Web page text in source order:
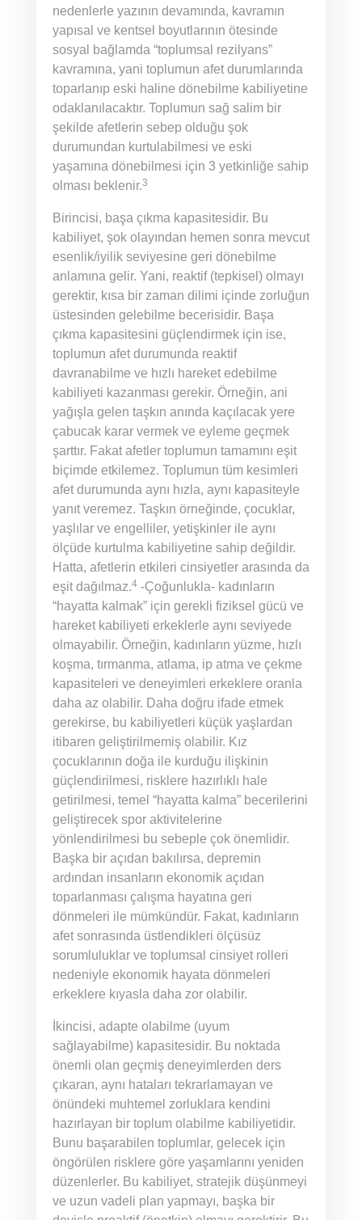
nedenlerle yazının devamında, kavramın
yapısal ve kentsel boyutlarının ötesinde
sosyal bağlamda “toplumsal rezilyans”
kavramına, yani toplumun afet durumlarında
toparlanıp eski haline dönebilme kabiliyetine
odaklanılacaktır. Toplumun sağ salim bir
şekilde afetlerin sebep olduğu şok
durumundan kurtulabilmesi ve eski
yaşamına dönebilmesi için 3 yetkinliğe sahip
olması beklenir.3
Birincisi, başa çıkma kapasitesidir. Bu
kabiliyet, şok olayından hemen sonra mevcut
esenlik/iyilik seviyesine geri dönebilme
anlamına gelir. Yani, reaktif (tepkisel) olmayı
gerektir, kısa bir zaman dilimi içinde zorluğun
üstesinden gelebilme becerisidir. Başa
çıkma kapasitesini güçlendirmek için ise,
toplumun afet durumunda reaktif
davranabilme ve hızlı hareket edebilme
kabiliyeti kazanması gerekir. Örneğin, ani
yağışla gelen taşkın anında kaçılacak yere
çabucak karar vermek ve eyleme geçmek
şarttır. Fakat afetler toplumun tamamını eşit
biçimde etkilemez. Toplumun tüm kesimleri
afet durumunda aynı hızla, aynı kapasiteyle
yanıt veremez. Taşkın örneğinde, çocuklar,
yaşlılar ve engelliler, yetişkinler ile aynı
ölçüde kurtulma kabiliyetine sahip değildir.
Hatta, afetlerin etkileri cinsiyetler arasında da
eşit dağılmaz.4-Çoğunlukla- kadınların
“hayatta kalmak” için gerekli fiziksel gücü ve
hareket kabiliyeti erkeklerle aynı seviyede
olmayabilir. Örneğin, kadınların yüzme, hızlı
koşma, tırmanma, atlama, ip atma ve çekme
kapasiteleri ve deneyimleri erkeklere oranla
daha az olabilir. Daha doğru ifade etmek
gerekirse, bu kabiliyetleri küçük yaşlardan
itibaren geliştirilmemiş olabilir. Kız
çocuklarının doğa ile kurduğu ilişkinin
güçlendirilmesi, risklere hazırlıklı hale
getirilmesi, temel “hayatta kalma” becerilerini
geliştirecek spor aktivitelerine
yönlendirilmesi bu sebeple çok önemlidir.
Başka bir açıdan bakılırsa, depremin
ardından insanların ekonomik açıdan
toparlanması çalışma hayatına geri
dönmeleri ile mümkündür. Fakat, kadınların
afet sonrasında üstlendikleri ölçüsüz
sorumluluklar ve toplumsal cinsiyet rolleri
nedeniyle ekonomik hayata dönmeleri
erkeklere kıyasla daha zor olabilir.
İkincisi, adapte olabilme (uyum
sağlayabilme) kapasitesidir. Bu noktada
önemli olan geçmiş deneyimlerden ders
çıkaran, aynı hataları tekrarlamayan ve
önündeki muhtemel zorluklara kendini
hazırlayan bir toplum olabilme kabiliyetidir.
Bunu başarabilen toplumlar, gelecek için
öngörülen risklere göre yaşamlarını yeniden
düzenlerler. Bu kabiliyet, stratejik düşünmeyi
ve uzun vadeli plan yapmayı, başka bir